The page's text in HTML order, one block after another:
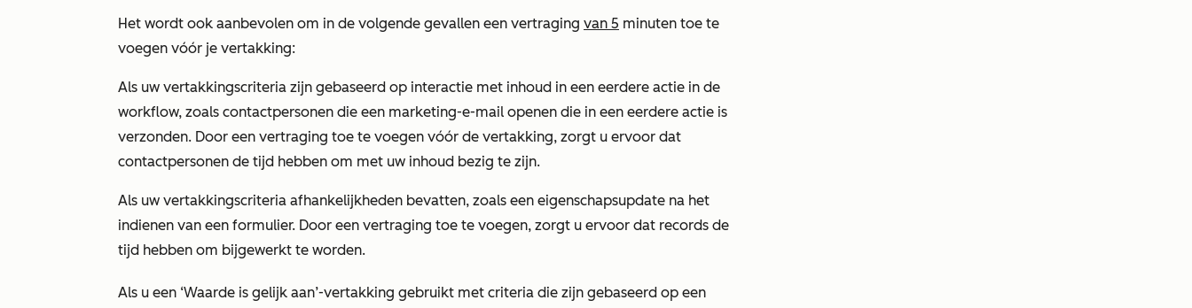
Het wordt ook aanbevolen om in de volgende gevallen een vertraging van 5 minuten toe te
voegen vóór je vertakking:
Als uw vertakkingscriteria zijn gebaseerd op interactie met inhoud in een eerdere actie in de
workflow, zoals contactpersonen die een marketing-e-mail openen die in een eerdere actie is
verzonden. Door een vertraging toe te voegen vóór de vertakking, zorgt u ervoor dat
contactpersonen de tijd hebben om met uw inhoud bezig te zijn.
Als uw vertakkingscriteria afhankelijkheden bevatten, zoals een eigenschapsupdate na het
indienen van een formulier. Door een vertraging toe te voegen, zorgt u ervoor dat records de
tijd hebben om bijgewerkt te worden.
Als u een ‘Waarde is gelijk aan’-vertakking gebruikt met criteria die zijn gebaseerd op een